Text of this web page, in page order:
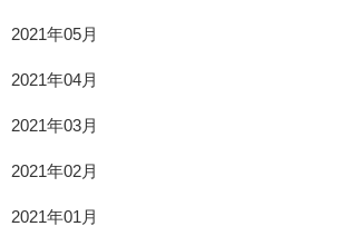
2021年05月
2021年04月
2021年03月
2021年02月
2021年01月